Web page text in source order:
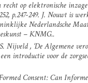
recht op elektronische
p.247-249. J. Nouwt is
Nederlandsche
– KNMG..
Nijveld , ‘De Algemene
introductie voor de
Consent: Can